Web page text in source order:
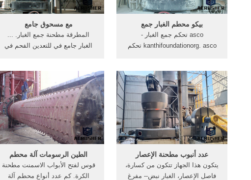
مع مسحوق جامع
المطرقة مطحنة جمع الغبار. ...
الغبار جامع في للتعدين الفحم في
الكريات البلاستيكية الهواء الساخن
واثب مجفف مع فراغ محمل للحقن
آلة مع أداء ...
بيكو محطم الغبار جمع
asco تحكم جمع الغبار -
kanthifoundationorg. asco تحكم
تحكم الغبار الجوال سحق للبيع آلة
سوفت وير الإعصار نبض جمع الغبار
غرامة مزيد من المعلومات Asco
Products in Stock تهتز غربال
فاصل Browse .
الطين الرسومات آلة محطم
قوس لفتح الأبواب الاسمنت مطحنة
الكرة. كم عدد أنواع محطم آلة
عدد أنبوب مطحنة الإعصار
يتكون هذا الجهاز تتكون من كسارة،
فاصل الإعصار، الغبار نبض-- مفرغ